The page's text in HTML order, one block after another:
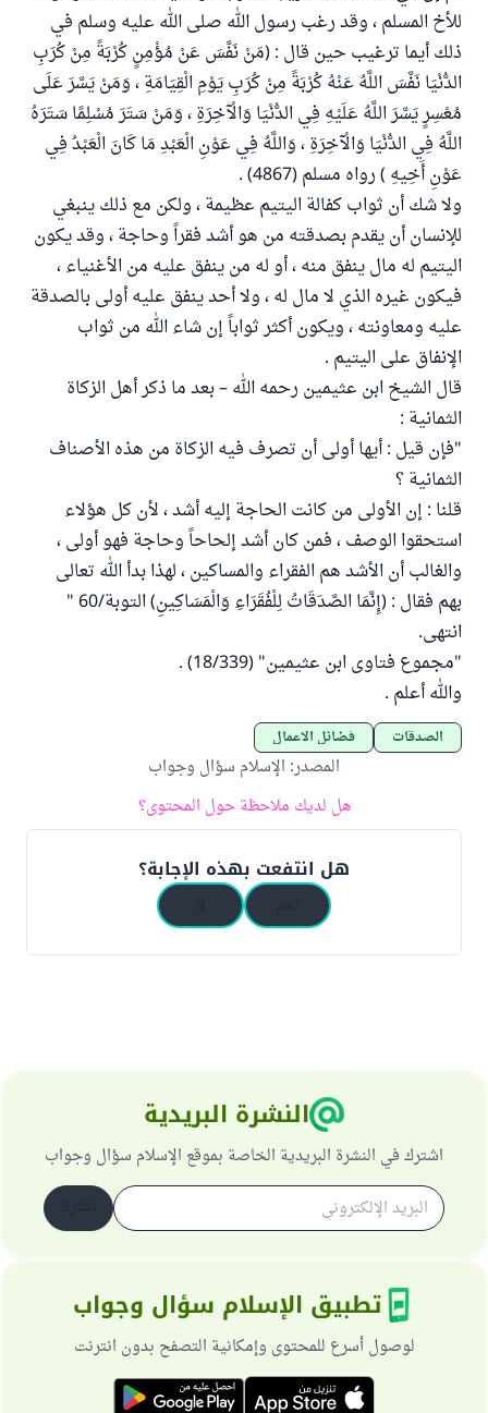
للأخ المسلم ، وقد رغب رسول الله صلى الله عليه وسلم في
ذلك أيما ترغيب حين قال : (مَنْ نَفَّسَ عَنْ مُؤْمِنٍ كُرْبَةً مِنْ كُرَبِ
الدُّنْيَا نَفَّسَ اللَّهُ عَنْهُ كُرْبَةً مِنْ كُرَبِ يَوْمِ الْقِيَامَةِ ، وَمَنْ يَسَّرَ عَلَى
مُعْسِرٍ يَسَّرَ اللَّهُ عَلَيْهِ فِي الدُّنْيَا وَالْآخِرَةِ ، وَمَنْ سَتَرَ مُسْلِمًا سَتَرَهُ
اللَّهُ فِي الدُّنْيَا وَالْآخِرَةِ ، وَاللَّهُ فِي عَوْنِ الْعَبْدِ مَا كَانَ الْعَبْدُ فِي
عَوْنِ أَخِيهِ ) رواه مسلم (4867) .
ولا شك أن ثواب كفالة اليتيم عظيمة ، ولكن مع ذلك ينبغي
للإنسان أن يقدم بصدقته من هو أشد فقراً وحاجة ، وقد يكون
اليتيم له مال ينفق منه ، أو له من ينفق عليه من الأغنياء ،
فيكون غيره الذي لا مال له ، ولا أحد ينفق عليه أولى بالصدقة
عليه ومعاونته ، ويكون أكثر ثواباً إن شاء الله من ثواب
الإنفاق على اليتيم .
قال الشيخ ابن عثيمين رحمه الله – بعد ما ذكر أهل الزكاة
الثمانية :
"فإن قيل : أيها أولى أن تصرف فيه الزكاة من هذه الأصناف
الثمانية ؟
قلنا : إن الأولى من كانت الحاجة إليه أشد ، لأن كل هؤلاء
استحقوا الوصف ، فمن كان أشد إلحاحاً وحاجة فهو أولى ،
والغالب أن الأشد هم الفقراء والمساكين ، لهذا بدأ الله تعالى
بهم فقال : (إِنَّمَا الصَّدَقَاتُ لِلْفُقَرَاءِ وَالْمَسَاكِينِ) التوبة/60 "
انتهى.
"مجموع فتاوى ابن عثيمين" (18/339) .
والله أعلم .
الصدقات فضائل الأعمال
المصدر: الإسلام سؤال وجواب
هل لديك ملاحظة حول المحتوى؟
هل انتفعت بهذه الإجابة؟
النشرة البريدية
اشترك في النشرة البريدية الخاصة بموقع الإسلام سؤال وجواب
تطبيق الإسلام سؤال وجواب
لوصول أسرع للمحتوى وإمكانية التصفح بدون انترنت